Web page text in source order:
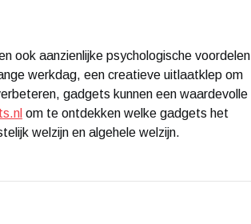
ook aanzienlijke psychologische voordelen
werkdag, een creatieve uitlaatklep om
gadgets kunnen een waardevolle
om te ontdekken welke gadgets het
welzijn en algehele welzijn.